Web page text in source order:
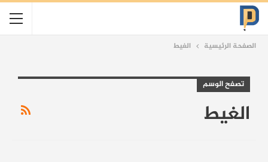
الصفحة الرئيسية الغيط
تصفح الوسم
الغيط